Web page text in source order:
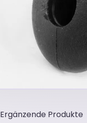
Ergänzende Produkte